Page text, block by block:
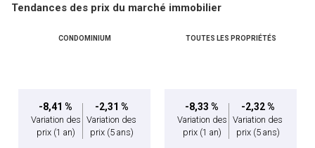
Tendances des prix du marché immobilier
CONDOMINIUM
-8,41 %
Variation des
prix (1 an)
-2,31 %
Variation des
prix (5 ans)
TOUTES LES PROPRIÉTÉS
-8,33 %
Variation des
prix (1 an)
-2,32 %
Variation des
prix (5 ans)